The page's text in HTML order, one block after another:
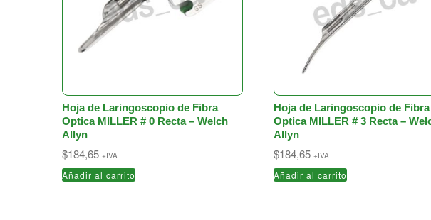
Hoja de Laringoscopio de Fibra
Optica MILLER # 0 Recta – Welch
Allyn
$184,65 +IVA
Añadir al carrito
Hoja de Laringoscopio de Fibra
Optica MILLER # 3 Recta –
Allyn
$184,65 +IVA
Añadir al carrito